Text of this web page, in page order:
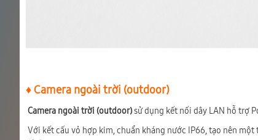
♦ Camera ngoài trời (outdoor)
Camera ngoài trời (outdoor)sử dụng kết nối dây LAN hỗ trợ
Với kết cấu vỏ hợp kim, chuẩn kháng nước IP66, tạo nên